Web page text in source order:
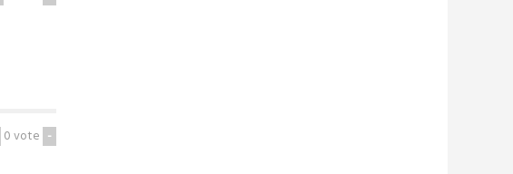
0vote -